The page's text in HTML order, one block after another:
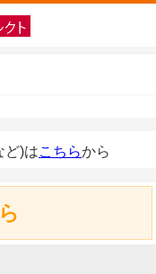
ど)はこちらから